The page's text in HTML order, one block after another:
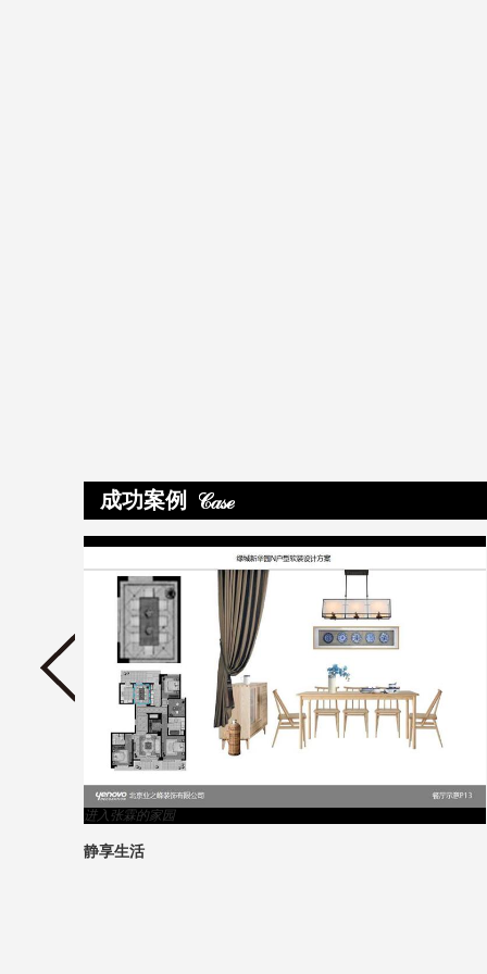
成功案例
进入张霖的家园
静享生活